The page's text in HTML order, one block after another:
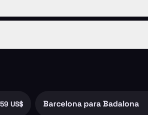
59 US$ Barcelona para Badalona